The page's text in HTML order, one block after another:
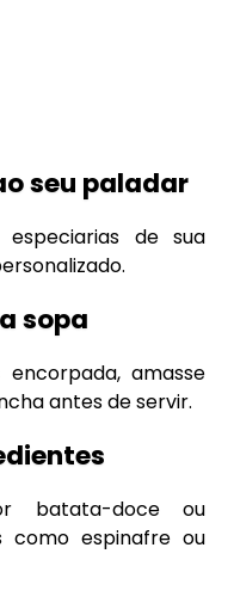
seu paladar
de sua
sopa
amasse
antes de servir.
batata-doce ou
como espinafre ou